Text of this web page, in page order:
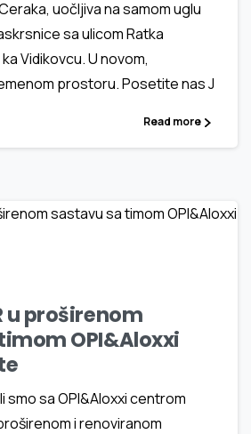
uočljiva na samom uglu
sa ulicom Ratka
Vidikovcu. U novom,
prostoru. Posetite nas J
Read more
17
u proširenom
OPI&Aloxxi
smo sa OPI&Aloxxi centrom
i renoviranom